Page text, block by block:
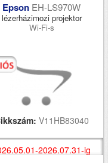
Epson EH-LS970W
lézerházimozi projektor
Wi-Fi-s
V11HB83040
2026.07.31-ig